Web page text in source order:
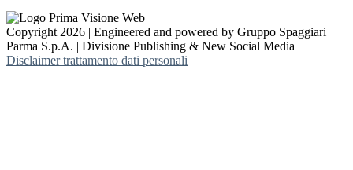
Copyright 2026 | Engineered and powered by Gruppo Spaggiari
Parma S.p.A. | Divisione Publishing & New Social Media
Disclaimer trattamento dati personali